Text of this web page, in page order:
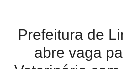
Prefeitura de
abre vaga